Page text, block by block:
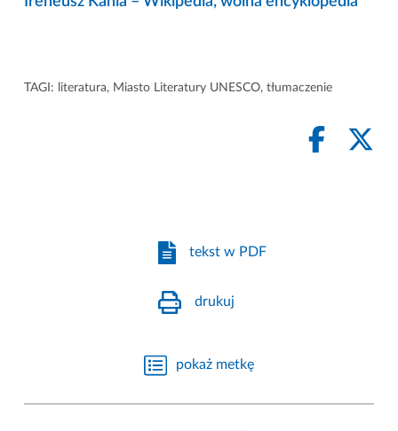
TAGI: literatura, Miasto Literatury UNESCO, tłumaczenie
tekst w PDF
drukuj
pokaż metkę